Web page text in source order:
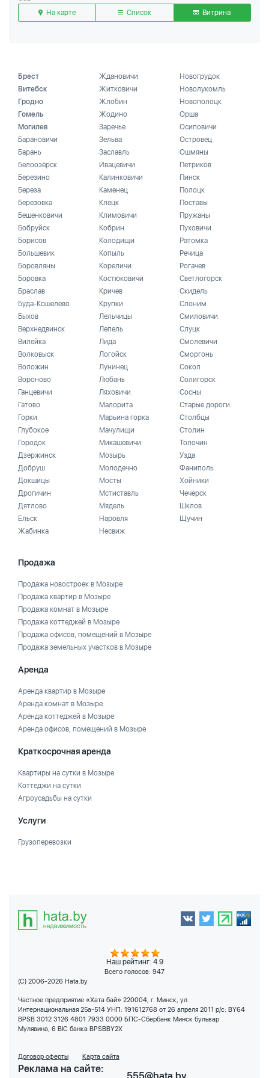
На карте
Список Витрина
Брест
Витебск
Гродно
Гомель
Могилев
Барановичи
Барань
Белоозёрск
Березино
Береза
Березовка
Бешенковичи
Бобруйск
Борисов
Большевик
Боровляны
Боровка
Браслав
Буда-Кошелево
Быхов
Верхнедвинск
Вилейка
Волковыск
Воложин
Вороново
Ганцевичи
Гатово
Горки
Глубокое
Городок
Дзержинск
Добруш
Докшицы
Дрогичин
Дятлово
Ельск
Жабинка
Ждановичи
Житковичи
Жлобин
Жодино
Заречье
Зельва
Заславль
Ивацевичи
Калинковичи
Каменец
Клецк
Климовичи
Кобрин
Колодищи
Копыль
Кореличи
Костюковичи
Кричев
Крупки
Лельчицы
Лепель
Лида
Логойск
Лунинец
Любань
Ляховичи
Малорита
Марьина горка
Мачулищи
Микашевичи
Мозырь
Молодечно
Мосты
Мстиставль
Мядель
Наровля
Несвиж
Новогрудок
Новолукомль
Новополоцк
Орша
Осиповичи
Островец
Ошмяны
Петриков
Пинск
Полоцк
Поставы
Пружаны
Пуховичи
Ратомка
Речица
Рогачев
Светлогорск
Скидель
Слоним
Смиловичи
Слуцк
Смолевичи
Сморгонь
Сокол
Солигорск
Сосны
Старые дороги
Столбцы
Столин
Толочин
Узда
Фаниполь
Хойники
Чечерск
Шклов
Щучин
Продажа
Продажа новостроек в Мозыре
Продажа квартир в Мозыре
Продажа комнат в Мозыре
Продажа коттеджей в Мозыре
Продажа офисов, помещений в Мозыре
Продажа земельных участков в Мозыре
Аренда
Аренда квартир в Мозыре
Аренда комнат в Мозыре
Аренда коттеджей в Мозыре
Аренда офисов, помещений в Мозыре
Краткосрочная аренда
Квартиры на сутки в Мозыре
Коттеджи на сутки
Агроусадьбы на сутки
Услуги
Грузоперевозки
Наш рейтинг: 4.9
Всего голосов: 947
(C) 2006-2026 Hata.by
Частное предприятие «Хата бай» 220004, г. Минск, ул.
Интернациональная 25а-514 УНП: 191612768 от 26 апреля 2011 р/с: BY64
BPSB 3012 3126 4801 7933 0000 БПС-Сбербанк Минск бульвар
Мулявина, 6 BIC банка BPSBBY2X
Договор оферты Карта сайта
Реклама на сайте: